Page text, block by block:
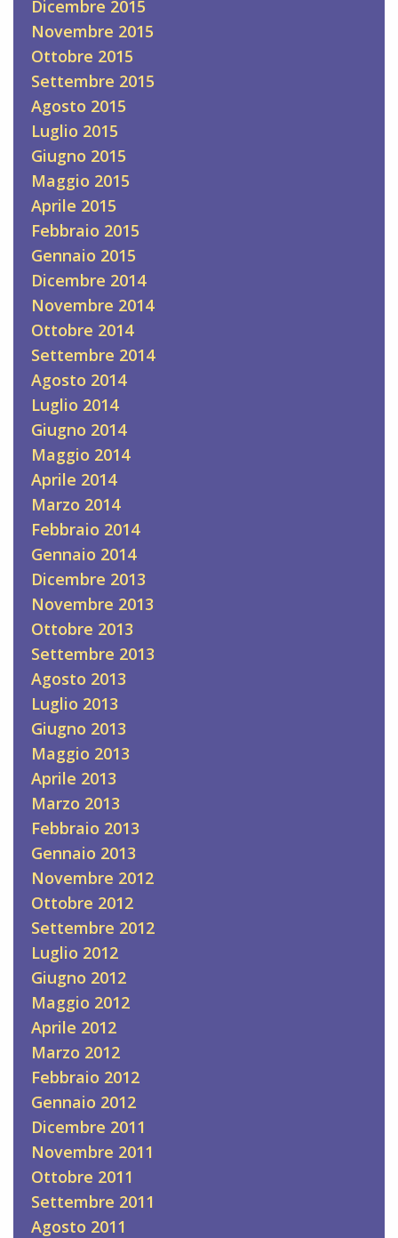
Dicembre 2015
Novembre 2015
Ottobre 2015
Settembre 2015
Agosto 2015
Luglio 2015
Giugno 2015
Maggio 2015
Aprile 2015
Febbraio 2015
Gennaio 2015
Dicembre 2014
Novembre 2014
Ottobre 2014
Settembre 2014
Agosto 2014
Luglio 2014
Giugno 2014
Maggio 2014
Aprile 2014
Marzo 2014
Febbraio 2014
Gennaio 2014
Dicembre 2013
Novembre 2013
Ottobre 2013
Settembre 2013
Agosto 2013
Luglio 2013
Giugno 2013
Maggio 2013
Aprile 2013
Marzo 2013
Febbraio 2013
Gennaio 2013
Novembre 2012
Ottobre 2012
Settembre 2012
Luglio 2012
Giugno 2012
Maggio 2012
Aprile 2012
Marzo 2012
Febbraio 2012
Gennaio 2012
Dicembre 2011
Novembre 2011
Ottobre 2011
Settembre 2011
Agosto 2011